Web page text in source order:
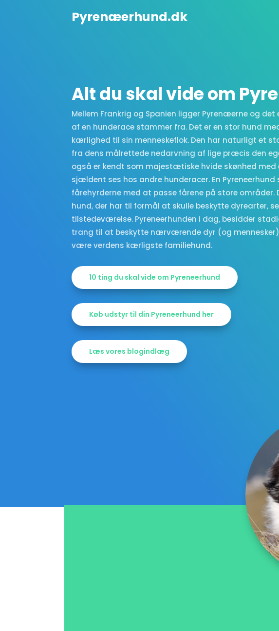
Pyrenæerhund.dk
Alt du skal vide om
Mellem Frankrig og Spanien ligger Pyrenæerne og det
af en hunderace stammer fra. Det er en stor hund
kærlighed til sin menneskeflok. Den har naturligt et
fra dens målrettede nedarvning af lige præcis den
også er kendt som majestætiske hvide skønhed med
sjældent ses hos andre hunderacer. En
fårehyrderne med at passe fårene på store områder.
hund, der har til formål at skulle beskytte dyrearter,
tilstedeværelse. Pyreneerhunden i dag, besidder
trang til at beskytte nærværende dyr (og
være verdens kærligste familiehund.
10 ting du skal vide om Pyreneerhund
Køb udstyr til din Pyreneerhund her
Læs vores blogindlæg